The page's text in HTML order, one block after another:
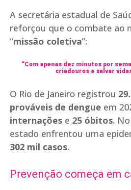
A secretária estadual de
reforçou que o combate ao
“missão coletiva”:
“Com apenas dez minutos por
criadouros e salvar
O Rio de Janeiro registrou
prováveis de dengue em
internações e 25 óbitos.
estado enfrentou uma
302 mil casos.
Prevenção começa em